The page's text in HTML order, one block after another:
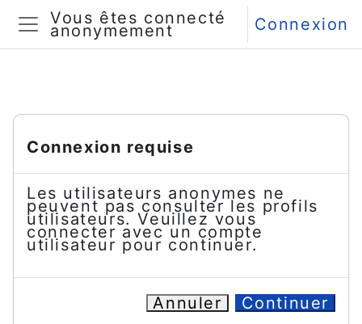
Passer au contenu principal
Panneau latéral
Vous êtes connecté
anonymement Connexion
Connexion requise
Les utilisateurs anonymes ne
peuvent pas consulter les profils
utilisateurs. Veuillez vous
connecter avec un compte
utilisateur pour continuer.
Annuler Continuer